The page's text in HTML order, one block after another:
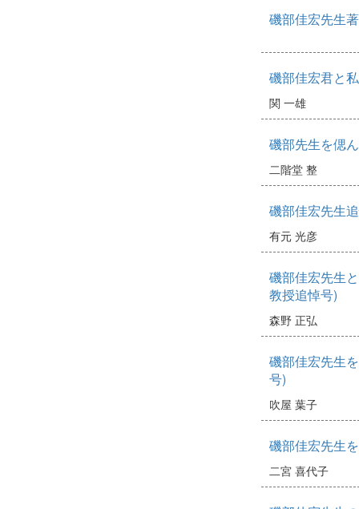
磯部佳宏先生
磯部佳宏君と
関 一雄
磯部先生を偲
二階堂 整
磯部佳宏先生
有元 光彦
磯部佳宏先生
教授追悼号)
森野 正弘
磯部佳宏先生
号)
吹屋 葉子
磯部佳宏先生
二宮 喜代子